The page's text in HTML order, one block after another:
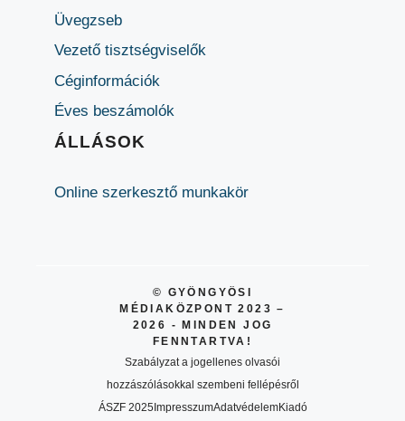
Üvegzseb
Vezető tisztségviselők
Céginformációk
Éves beszámolók
ÁLLÁSOK
Online szerkesztő munkakör
© GYÖNGYÖSI
MÉDIAKÖZPONT 2023 –
2026 - MINDEN JOG
FENNTARTVA!
Szabályzat a jogellenes olvasói
hozzászólásokkal szembeni fellépésről
ÁSZF 2025ImpresszumAdatvédelemKiadó